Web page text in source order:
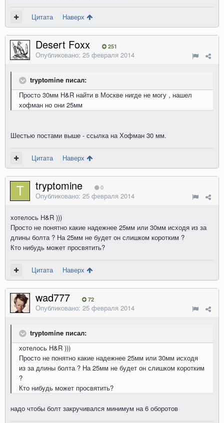
Цитата Наверх
Desert Foxx 251
Опубликовано: 25 февраля 2014
tryptomine писал:
Просто 30мм H&R найти в Москве нигде не могу , нашел
хофман но они 25мм
Шестью постами выше - ссылка на Хофман 30 мм.
Цитата Наверх
tryptomine 0
Опубликовано: 25 февраля 2014
хотелось H&R )))
Просто не понятно какие надежнее 25мм или 30мм исходя из за
длины болта ? На 25мм не будет он слишком коротким ?
Кто нибудь может просвятить?
Цитата Наверх
wad777 72
Опубликовано: 25 февраля 2014
tryptomine писал:
хотелось H&R )))
Просто не понятно какие надежнее 25мм или 30мм исходя
из за длины болта ? На 25мм не будет он слишком коротким
?
Кто нибудь может просвятить?
надо чтобы болт закручивался минимум на 6 оборотов